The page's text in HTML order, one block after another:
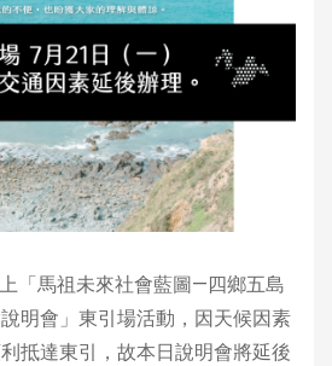
「馬祖未來社會藍圖—四鄉五島
明會」東引場活動，因天候因素
抵達東引，故本日說明會將延後